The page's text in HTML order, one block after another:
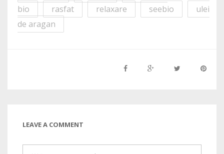
bio
rasfat relaxare seebio
ulei
de aragan
LEAVE A COMMENT